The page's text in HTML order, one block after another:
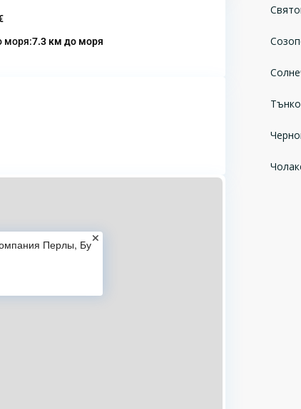
моря:7.3 км до моря
Перлы, Бу